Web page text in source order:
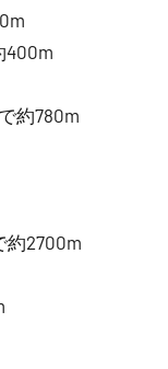
400m
約780m
約2700m